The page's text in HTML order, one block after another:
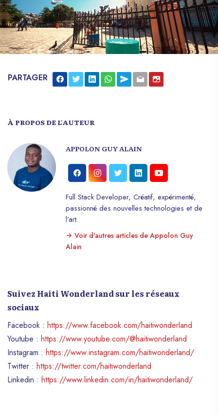
PARTAGER
À PROPOS DE L'AUTEUR
APPOLON GUY ALAIN
Full Stack Developer, Créatif, expérimenté,
passionné des nouvelles technologies et de
l’art.
Voir d'autres articles de Appolon Guy
Alain
Suivez Haiti Wonderland sur les réseaux
sociaux
Facebook : https://www.facebook.com/haitiwonderland
Youtube : https://www.youtube.com/@haitiwonderland
Instagram : https://www.instagram.com/haitiwonderland/
Twitter : https://twitter.com/haitiwonderland
Linkedin : https://www.linkedin.com/in/haitiwonderland/